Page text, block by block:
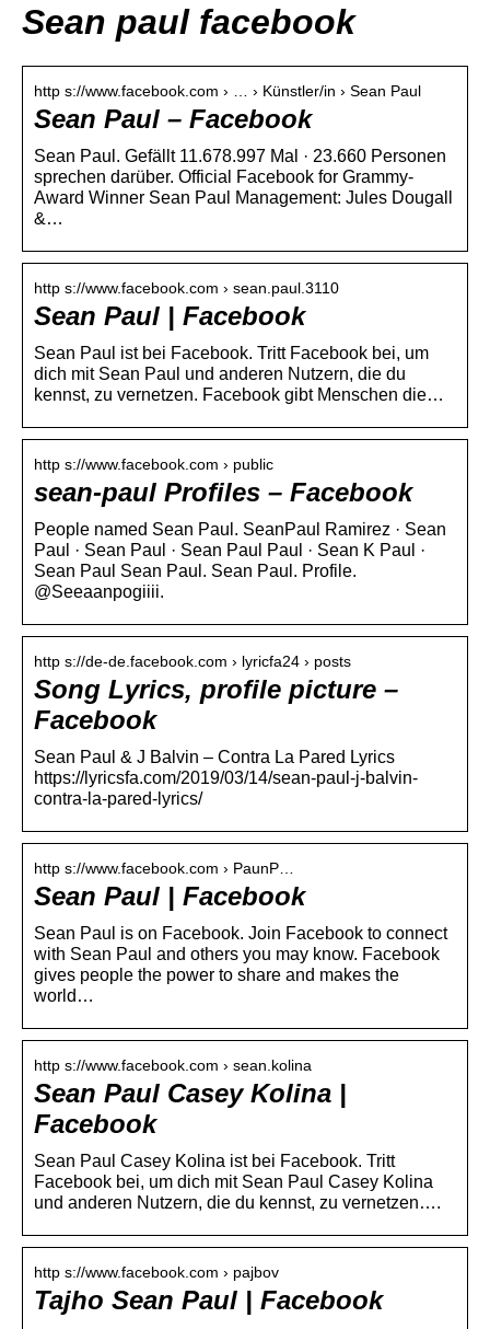
Sean paul facebook
http s://www.facebook.com › … › Künstler/in › Sean Paul
Sean Paul – Facebook
Sean Paul. Gefällt 11.678.997 Mal · 23.660 Personen
sprechen darüber. Official Facebook for Grammy-
Award Winner Sean Paul Management: Jules Dougall
&…
http s://www.facebook.com › sean.paul.3110
Sean Paul | Facebook
Sean Paul ist bei Facebook. Tritt Facebook bei, um
dich mit Sean Paul und anderen Nutzern, die du
kennst, zu vernetzen. Facebook gibt Menschen die…
http s://www.facebook.com › public
sean-paul Profiles – Facebook
People named Sean Paul. SeanPaul Ramirez · Sean
Paul · Sean Paul · Sean Paul Paul · Sean K Paul ·
Sean Paul Sean Paul. Sean Paul. Profile.
@Seeaanpogiiii.
http s://de-de.facebook.com › lyricfa24 › posts
Song Lyrics, profile picture –
Facebook
Sean Paul & J Balvin – Contra La Pared Lyrics
https://lyricsfa.com/2019/03/14/sean-paul-j-balvin-
contra-la-pared-lyrics/
http s://www.facebook.com › PaunP…
Sean Paul | Facebook
Sean Paul is on Facebook. Join Facebook to connect
with Sean Paul and others you may know. Facebook
gives people the power to share and makes the
world…
http s://www.facebook.com › sean.kolina
Sean Paul Casey Kolina |
Facebook
Sean Paul Casey Kolina ist bei Facebook. Tritt
Facebook bei, um dich mit Sean Paul Casey Kolina
und anderen Nutzern, die du kennst, zu vernetzen….
http s://www.facebook.com › pajbov
Tajho Sean Paul | Facebook